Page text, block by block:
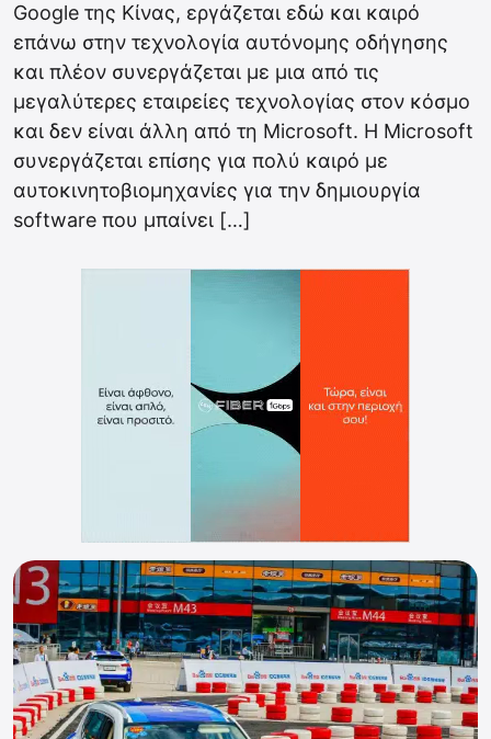
Google της Κίνας, εργάζεται εδώ και καιρό
επάνω στην τεχνολογία αυτόνομης οδήγησης
και πλέον συνεργάζεται με μια από τις
μεγαλύτερες εταιρείες τεχνολογίας στον κόσμο
και δεν είναι άλλη από τη Microsoft. Η Microsoft
συνεργάζεται επίσης για πολύ καιρό με
αυτοκινητοβιομηχανίες για την δημιουργία
software που μπαίνει […]